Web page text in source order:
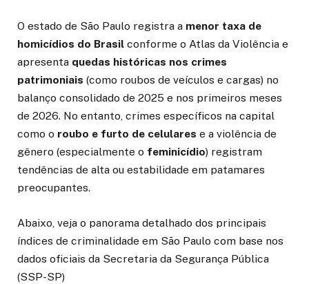
O estado de São Paulo registra a menor taxa de
homicídios do Brasil conforme o Atlas da Violência e
apresenta quedas históricas nos crimes
patrimoniais (como roubos de veículos e cargas) no
balanço consolidado de 2025 e nos primeiros meses
de 2026. No entanto, crimes específicos na capital
como o roubo e furto de celulares e a violência de
gênero (especialmente o feminicídio) registram
tendências de alta ou estabilidade em patamares
preocupantes.
Abaixo, veja o panorama detalhado dos principais
índices de criminalidade em São Paulo com base nos
dados oficiais da Secretaria da Segurança Pública
(SSP-SP)